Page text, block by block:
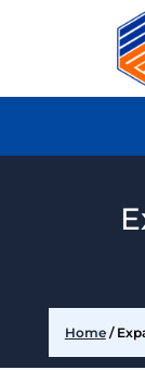
Home/